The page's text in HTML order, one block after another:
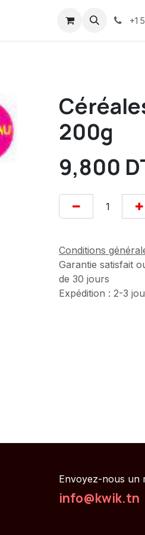
Contactez-nous Confidentialité
+1
200g
9,800
Conditions
Garantie satisfait
de 30 jours
Expédition : 2-3
Envoyez-nous un
info@kwik.tn